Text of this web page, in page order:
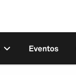
Eventos